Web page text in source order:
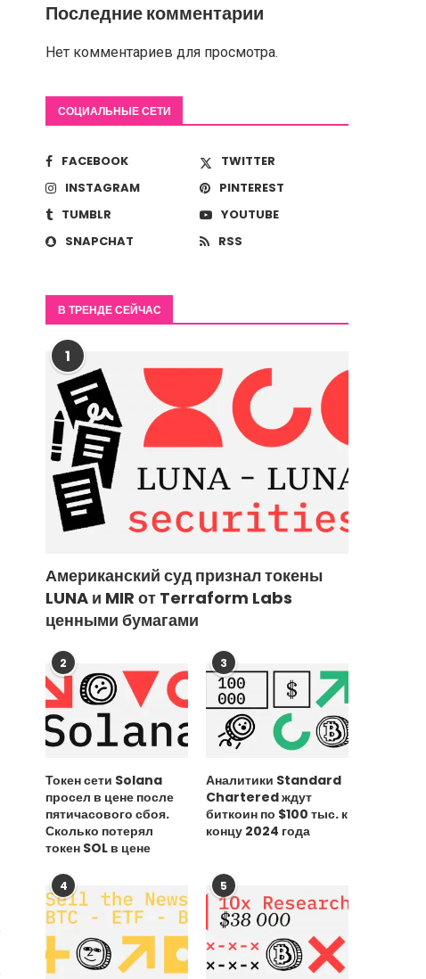
Последние комментарии
Нет комментариев для просмотра.
СОЦИАЛЬНЫЕ СЕТИ
FACEBOOK
TWITTER
INSTAGRAM
PINTEREST
TUMBLR
YOUTUBE
SNAPCHAT
RSS
В ТРЕНДЕ СЕЙЧАС
1
Американский суд признал токены
LUNA и MIR от Terraform Labs
ценными бумагами
2
Токен сети Solana
просел в цене после
пятичасового сбоя.
Сколько потерял
токен SOL в цене
3
Аналитики Standard
Chartered ждут
биткоин по $100 тыс. к
концу 2024 года
4 5